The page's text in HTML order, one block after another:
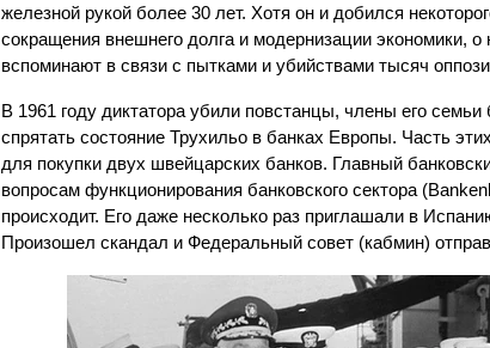
железной рукой более 30 лет. Хотя он и добился
сокращения внешнего долга и модернизации экономики,
вспоминают в связи с пытками и убийствами тысяч
В 1961 году диктатора убили повстанцы, члены его
спрятать состояние Трухильо в банках Европы. Часть
для покупки двух швейцарских банков. Главный
вопросам функционирования банковского сектора
происходит. Его даже несколько раз приглашали в
Произошел скандал и Федеральный совет (кабмин)